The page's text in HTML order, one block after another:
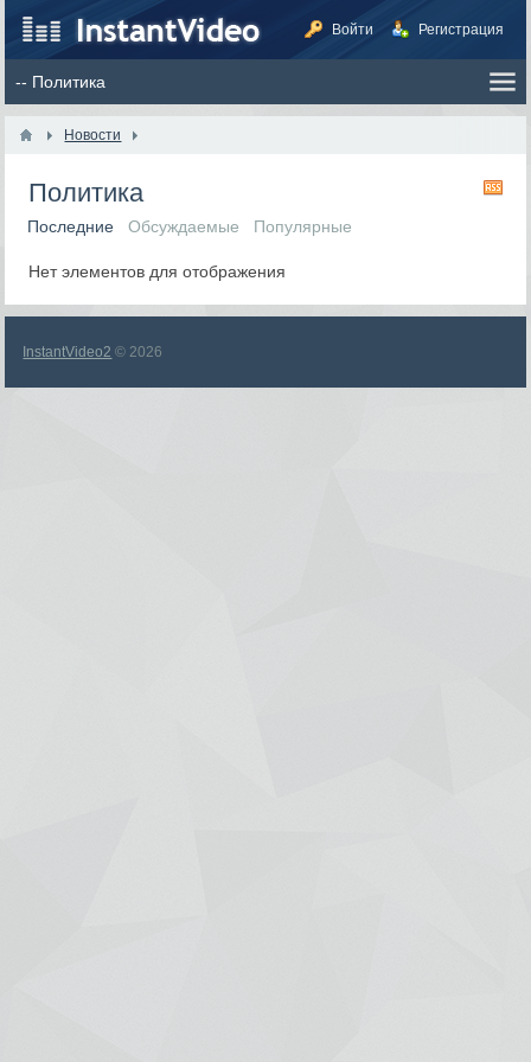
Войти Регистрация
Новости
Политика
Последние Обсуждаемые Популярные
Нет элементов для отображения
InstantVideo2 © 2026